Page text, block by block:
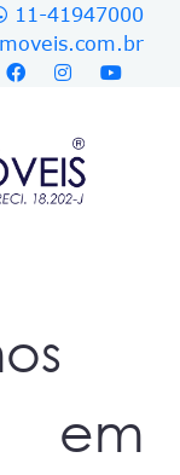
11-41947000